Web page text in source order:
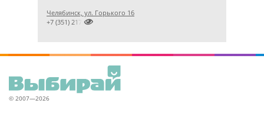
Челябинск, ул. Горького 16

+7 (351) 2172376
© 2007—2026